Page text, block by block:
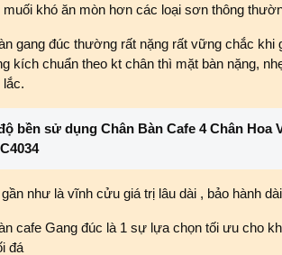
khó ăn mòn hơn các loại sơn thông
gang đúc thường rất nặng rất vững chắc khi
kích chuẩn theo kt chân thì mặt bàn nặng,
lắc.
bền sử dụng Chân Bàn Cafe 4 Chân Hoa
như là vĩnh cửu giá trị lâu dài , bảo hành
cafe Gang đúc là 1 sự lựa chọn tối ưu cho
đá